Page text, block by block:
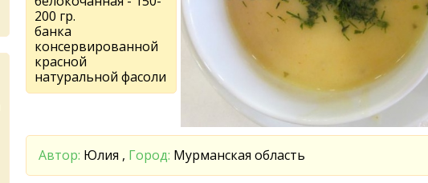
200 гр.
банка
консервированной
красной
натуральной фасоли
Автор: Юлия , Город: Мурманская область